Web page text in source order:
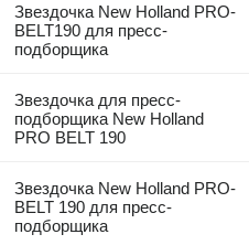
Звездочка New Holland PRO-
BELT190 для пресс-
подборщика
Звездочка для пресс-
подборщика New Holland
PRO BELT 190
Звездочка New Holland PRO-
BELT 190 для пресс-
подборщика